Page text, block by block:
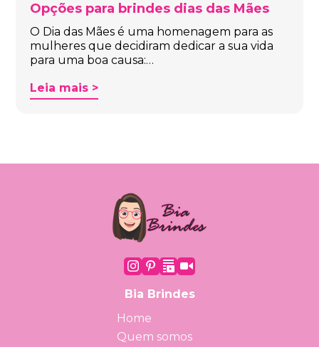
Opções para brindes dias das Mães
O Dia das Mães é uma homenagem para as
mulheres que decidiram dedicar a sua vida
para uma boa causa:…
Leia mais >
Bia Brindes
Home
Quem somos